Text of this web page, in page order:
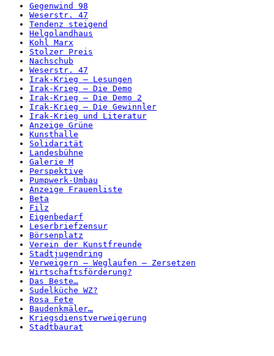
Gegenwind 98
Weserstr. 47
Tendenz steigend
Helgolandhaus
Kohl Marx
Stolzer Preis
Nachschub
Weserstr. 47
Irak-Krieg – Lesungen
Irak-Krieg – Die Demo
Irak-Krieg – Die Demo 2
Irak-Krieg – Die Gewinnler
Irak-Krieg und Literatur
Anzeige Grüne
Kunsthalle
Solidarität
Landesbühne
Galerie M
Perspektive
Pumpwerk-Umbau
Anzeige Frauenliste
Beta
Filz
Eigenbedarf
Leserbriefzensur
Börsenplatz
Verein der Kunstfreunde
Stadtjugendring
Verweigern – Weglaufen – Zersetzen
Wirtschaftsförderung?
Das Beste…
Sudelküche WZ?
Rosa Fete
Baudenkmäler…
Kriegsdienstverweigerung
Stadtbaurat